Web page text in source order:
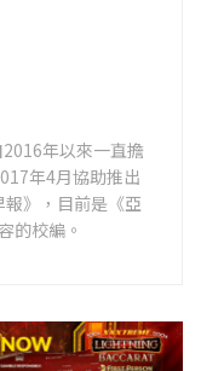
年以來一直擔
年4月協助推出
》，目前是《亞
的校編。